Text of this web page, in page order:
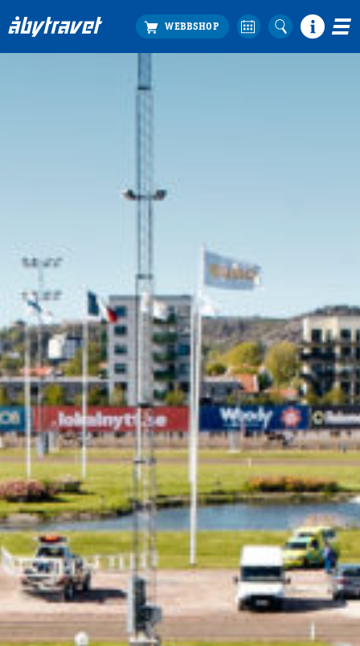
Presentkort
Tävlingsdagar
FAQ
Travkonferens
Exponering & värdskap
Aktiviteter
Hört och hänt
Tävling
Tävlingsserier
Träning och provlopp
Aktiva
Månadens hästägare 2026
Månadens B-tränare 2026
Euro Classic Trot